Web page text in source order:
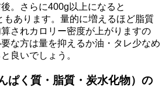
。さらに400g以上になると
もあります。量的に増えるほど脂質
算されカロリー密度が上がりますの
な方は量を抑えるか油・タレ少なめ
良いでしょう。
ぱく質・脂質・炭水化物）の